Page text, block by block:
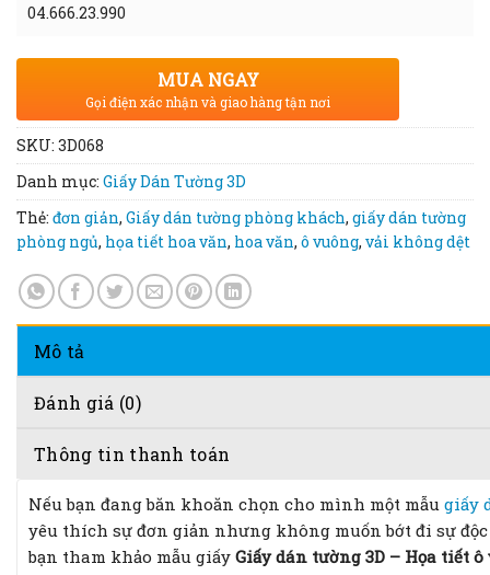
04.666.23.990
MUA NGAY
Gọi điện xác nhận và giao hàng tận nơi
SKU: 3D068
Danh mục: Giấy Dán Tường 3D
Thẻ: đơn giản, Giấy dán tường phòng khách, giấy dán tường
phòng ngủ, họa tiết hoa văn, hoa văn, ô vuông, vải không dệt
Mô tả
Đánh giá (0)
Thông tin thanh toán
Nếu bạn đang băn khoăn chọn cho mình một mẫu giấy
yêu thích sự đơn giản nhưng không muốn bớt đi sự
bạn tham khảo mẫu giấy Giấy dán tường 3D – Họa tiết